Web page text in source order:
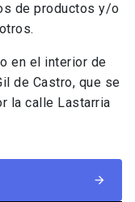
de productos y/o
en el interior de
de Castro, que se
la calle Lastarria
arrow_forward